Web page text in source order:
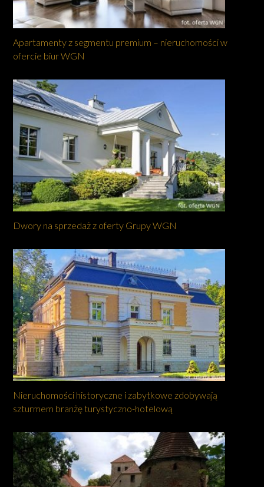
Apartamenty z segmentu premium – nieruchomości w
ofercie biur WGN
Dwory na sprzedaż z oferty Grupy WGN
Nieruchomości historyczne i zabytkowe zdobywają
szturmem branżę turystyczno-hotelową